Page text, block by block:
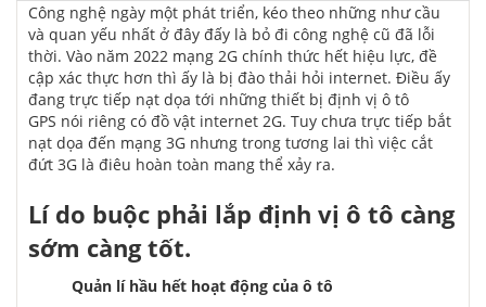
Công nghệ ngày một phát triển, kéo theo những như cầu
và quan yếu nhất ở đây đấy là bỏ đi công nghệ cũ đã lỗi
thời. Vào năm 2022 mạng 2G chính thức hết hiệu lực, đề
cập xác thực hơn thì ấy là bị đào thải hỏi internet. Điều ấy
đang trực tiếp nạt dọa tới những thiết bị định vị ô tô
GPS nói riêng có đồ vật internet 2G. Tuy chưa trực tiếp bắt
nạt dọa đến mạng 3G nhưng trong tương lai thì việc cắt
đứt 3G là điêu hoàn toàn mang thể xảy ra.
Lí do buộc phải lắp định vị ô tô càng
sớm càng tốt.
Quản lí hầu hết hoạt động của ô tô